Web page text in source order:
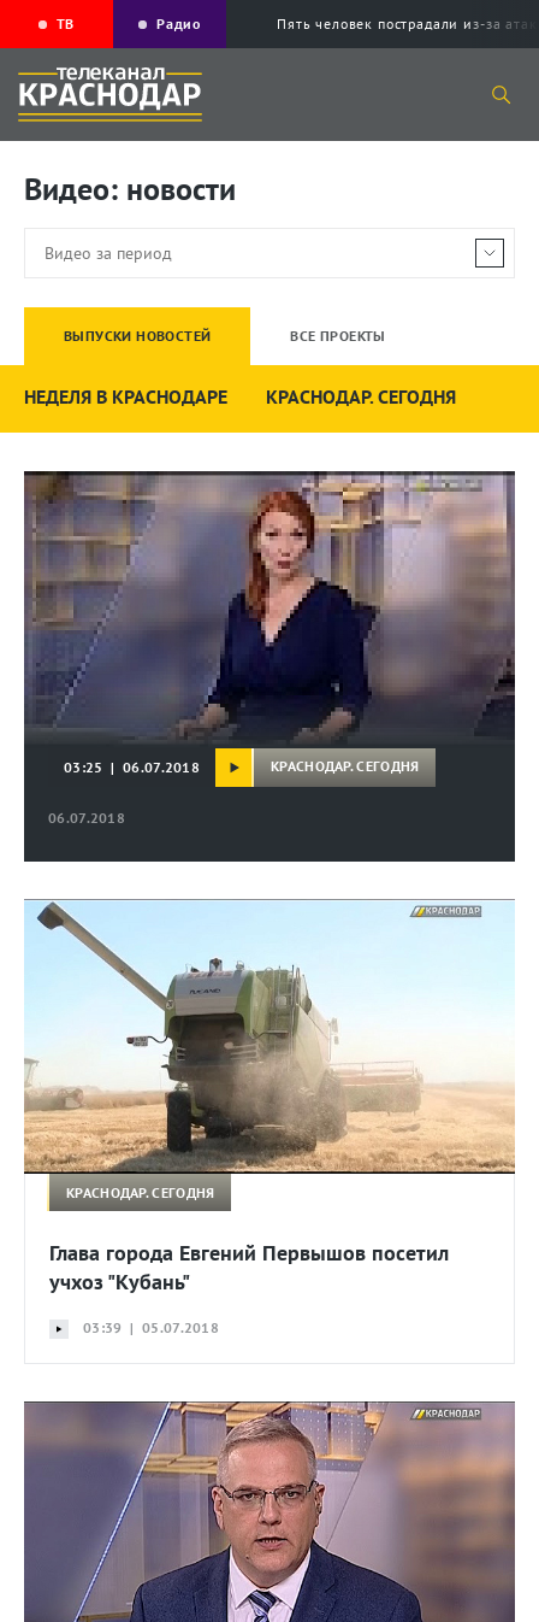
ТВ Радио Пять человек пострадали из-за
Видео: новости
ВЫПУСКИ НОВОСТЕЙ ВСЕ ПРОЕКТЫ
НЕДЕЛЯ В КРАСНОДАРЕ КРАСНОДАР. СЕГОДНЯ
06.07.2018
03:25 | 06.07.2018 КРАСНОДАР. СЕГОДНЯ
КРАСНОДАР. СЕГОДНЯ
Глава города Евгений Первышов посетил
учхоз "Кубань"
03:39 | 05.07.2018